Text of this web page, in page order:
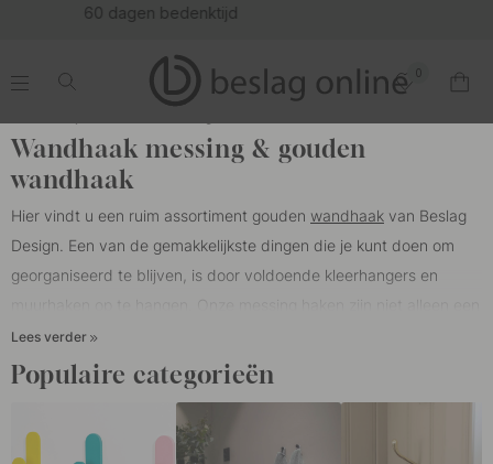
.
0
.
Wandhaak messing & gouden
wandhaak
Hier vindt u een ruim assortiment gouden wandhaak van Beslag
Design. Een van de gemakkelijkste dingen die je kunt doen om
georganiseerd te blijven, is door voldoende kleerhangers en
praktische oplossing maar ook een stijlvol detail in de kamer. Onze
haken zijn verkrijgbaar in zowel gepolijst messing als geborsteld
messing en in verschillende uitvoeringen, enkele en dubbele
haken. Gepolijst messing is een glanzende messing afwerking die
na verloop van tijd niet veroudert of patina omdat het gelakt is en
Lees verder
Populaire categorieën